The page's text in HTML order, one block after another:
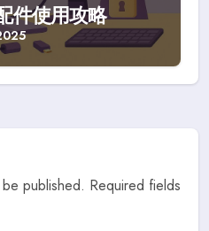
件使用攻略
published. Required fields